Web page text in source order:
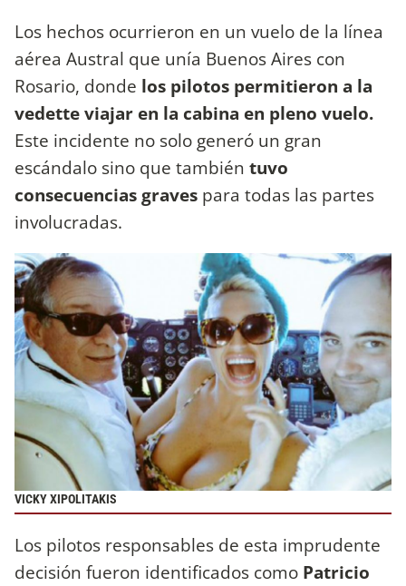
Los hechos ocurrieron en un vuelo de la línea
aérea Austral que unía Buenos Aires con
Rosario, donde los pilotos permitieron a la
vedette viajar en la cabina en pleno vuelo.
Este incidente no solo generó un gran
escándalo sino que también tuvo
consecuencias graves para todas las partes
involucradas.
VICKY XIPOLITAKIS
Los pilotos responsables de esta imprudente
decisión fueron identificados como Patricio